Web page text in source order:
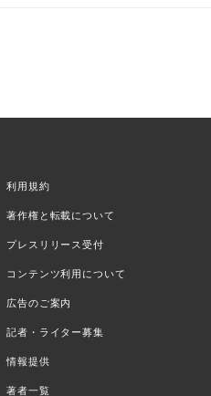
利用規約
著作権と転載について
プレスリリース受付
コンテンツ利用について
広告のご案内
記者・ライター募集
情報提供
著者一覧